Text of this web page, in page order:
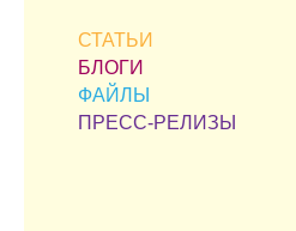
СТАТЬИ
БЛОГИ
ФАЙЛЫ
ПРЕСС-РЕЛИЗЫ